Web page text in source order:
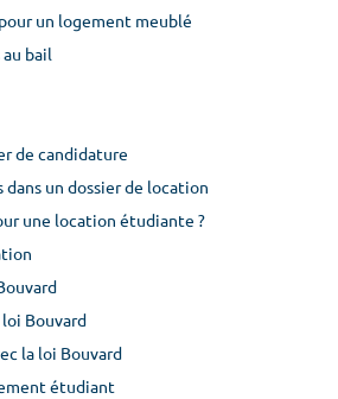
Colocation
Chercher
un logement meublé
bail
de candidature
un dossier de location
une location étudiante ?
loi Bouvard
la loi Bouvard
étudiant